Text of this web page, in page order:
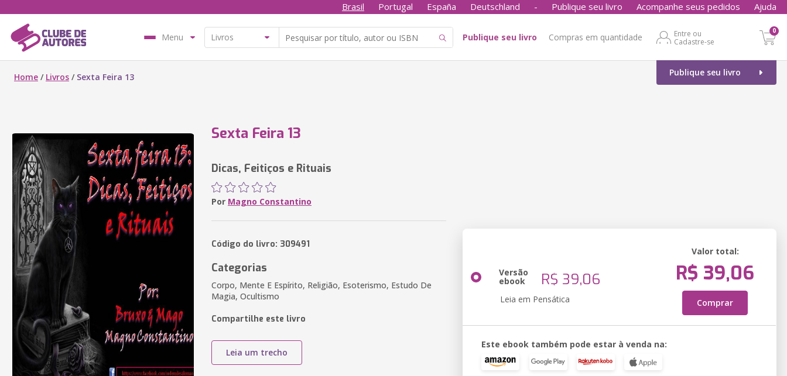
Brasil Portugal España Deutschland - Publique seu livro Acompanhe seus pedidos Ajuda
Menu Publique seu livro Compras em quantidade
Entre ou
Cadastre-se
0
Publique seu livro
Home / Livros / Sexta Feira 13
Sexta Feira 13
Dicas, Feitiços e Rituais
Por Magno Constantino
Código do livro: 309491
Categorias
Corpo, Mente E Espírito, Religião, Esoterismo, Estudo De
Magia, Ocultismo
Compartilhe este livro
Leia um trecho
Versão
ebook R$ 39,06
Leia em Pensática
Valor total:
R$ 39,06
Comprar
Este ebook também pode estar à venda na: